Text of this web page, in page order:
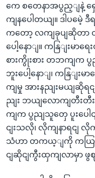
ကေ စတေနာအပွည့ျနဲ့ ရှေ့
ကျနပေါတယျ။ ဒါပမေဲ့
ကတော့ လကျခုပျဆိုတာ
ပေါ့နောျ။ ကနြျးမာ
စားကွိုးစား တဘကျက ပွ
ဘူးပေါ့နောျ၊ ကနြျးမာ
ကျမှု အားနညျးမယျဆို
ညျး ဘယျလောကျတီးတီ
ကျက ပွညျသူတှေ ပူးပေါငျ
ငျးသလို၊ လိုကျနာရငျ
သံဟာ တကယ့ျကို ကယြျ
ငျဆိုငျကွီးထှကျလာမှာ ဖွ